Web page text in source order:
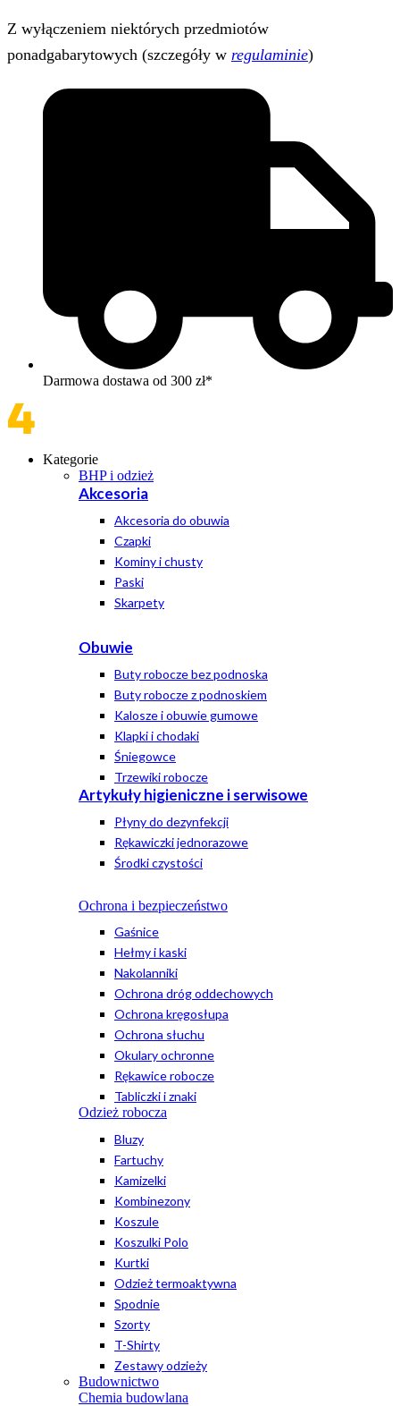
Z wyłączeniem niektórych przedmiotów
ponadgabarytowych (szczegóły w regulaminie)
Darmowa dostawa od 300 zł*
Kategorie
BHP i odzież
Akcesoria
Akcesoria do obuwia
Czapki
Kominy i chusty
Paski
Skarpety
Obuwie
Buty robocze bez podnoska
Buty robocze z podnoskiem
Kalosze i obuwie gumowe
Klapki i chodaki
Śniegowce
Trzewiki robocze
Artykuły higieniczne i serwisowe
Płyny do dezynfekcji
Rękawiczki jednorazowe
Środki czystości
Ochrona i bezpieczeństwo
Gaśnice
Hełmy i kaski
Nakolanniki
Ochrona dróg oddechowych
Ochrona kręgosłupa
Ochrona słuchu
Okulary ochronne
Rękawice robocze
Tabliczki i znaki
Odzież robocza
Bluzy
Fartuchy
Kamizelki
Kombinezony
Koszule
Koszulki Polo
Kurtki
Odzież termoaktywna
Spodnie
Szorty
T-Shirty
Zestawy odzieży
Budownictwo
Chemia budowlana